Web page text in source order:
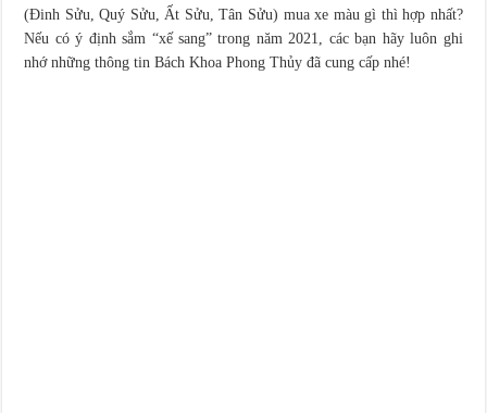
(Đinh Sửu, Quý Sửu, Ất Sửu, Tân Sửu) mua xe màu gì thì hợp nhất?
Nếu có ý định sắm “xế sang” trong năm 2021, các bạn hãy luôn ghi
nhớ những thông tin Bách Khoa Phong Thủy đã cung cấp nhé!